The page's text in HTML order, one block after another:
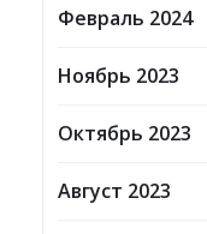
Февраль 2024
Ноябрь 2023
Октябрь 2023
Август 2023